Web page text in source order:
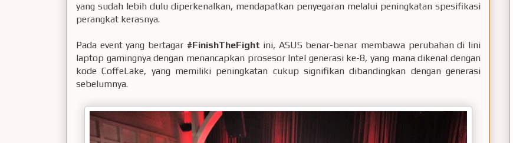
yang sudah lebih dulu diperkenalkan, mendapatkan penyegaran melalui peningkatan spesifikasi
perangkat kerasnya.
Pada event yang bertagar #FinishTheFight ini, ASUS benar-benar membawa perubahan di lini
laptop gamingnya dengan menancapkan prosesor Intel generasi ke-8, yang mana dikenal dengan
kode CoffeLake, yang memiliki peningkatan cukup signifikan dibandingkan dengan generasi
sebelumnya.